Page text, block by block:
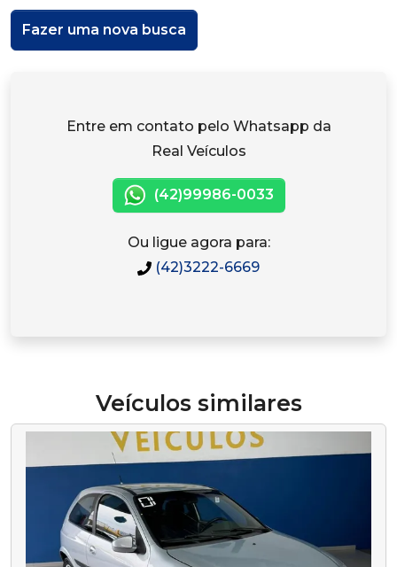
Fazer uma nova busca
Entre em contato pelo Whatsapp da
Real Veículos
(42)99986-0033
Ou ligue agora para:
(42)3222-6669
Veículos similares